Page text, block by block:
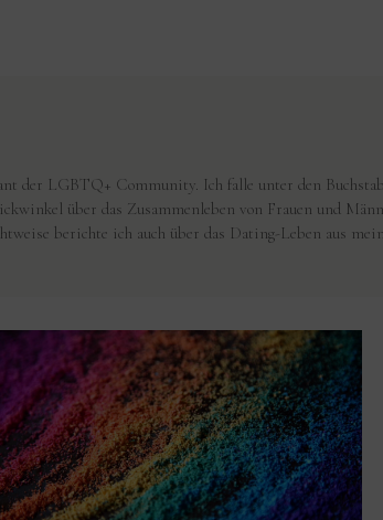
der LGBTQ+ Community. Ich falle unter den
über das Zusammenleben von Frauen und
berichte ich auch über das Dating-Leben aus